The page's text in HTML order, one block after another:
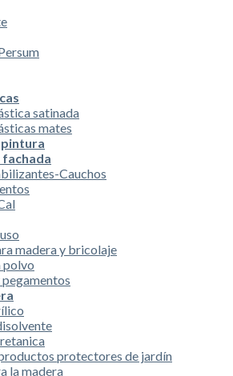
satinada
mates
Cauchos
madera y bricolaje
polvo
protectores de jardín
la madera